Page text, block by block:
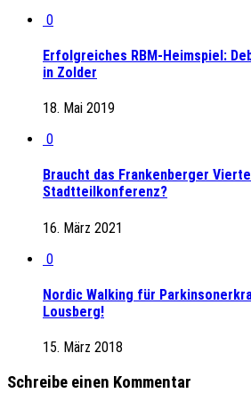
0
Erfolgreiches RBM-Heimspiel:
in Zolder
18. Mai 2019
0
Braucht das Frankenberger
Stadtteilkonferenz?
16. März 2021
0
Nordic Walking für
Lousberg!
15. März 2018
Schreibe einen Kommentar